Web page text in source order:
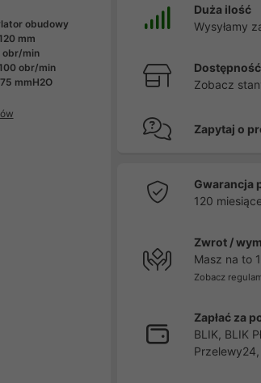
obudowy
mm
obr/min
obr/min
mmH2O
Duża ilość
Wysyłamy
Zobacz
Zapytaj o
Gwarancja
120
Zwrot /
Masz na to
Zobacz
Zapłać za
BLIK, BLIK